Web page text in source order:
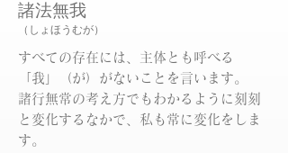
諸法無我
（しょほうむが）
すべての存在には、主体とも呼べる
「我」（が）がないことを言います。
諸行無常の考え方でもわかるように刻刻
と変化するなかで、私も常に変化をしま
す。